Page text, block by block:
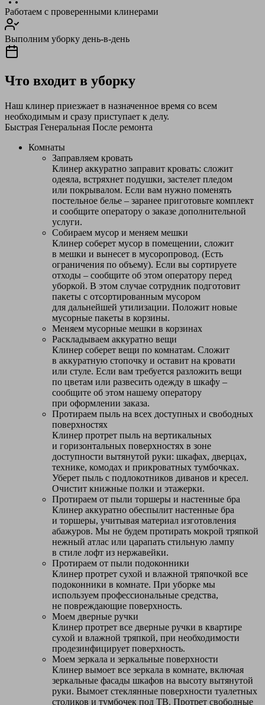
Работаем с проверенными клинерами
Выполним уборку день-в-день
Что входит в уборку
Наш клинер приезжает в назначенное время со всем
необходимым и сразу приступает к делу.
Быстрая Генеральная После ремонта
Комнаты
Заправляем кровать
Клинер аккуратно заправит кровать: сложит
одеяла, встряхнет подушки, застелет пледом
или покрывалом. Если вам нужно поменять
постельное белье – заранее приготовьте комплект
и сообщите оператору о заказе дополнительной
услуги.
Собираем мусор и меняем мешки
Клинер соберет мусор в помещении, сложит
в мешки и вынесет в мусоропровод. (Есть
ограничения по объему). Если вы сортируете
отходы – сообщите об этом оператору перед
уборкой. В этом случае сотрудник подготовит
пакеты с отсортированным мусором
для дальнейшей утилизации. Положит новые
мусорные пакеты в корзины.
Меняем мусорные мешки в корзинах
Раскладываем аккуратно вещи
Клинер соберет вещи по комнатам. Сложит
в аккуратную стопочку и оставит на кровати
или стуле. Если вам требуется разложить вещи
по цветам или развесить одежду в шкафу –
сообщите об этом нашему оператору
при оформлении заказа.
Протираем пыль на всех доступных и свободных
поверхностях
Клинер протрет пыль на вертикальных
и горизонтальных поверхностях в зоне
доступности вытянутой руки: шкафах, дверцах,
технике, комодах и прикроватных тумбочках.
Уберет пыль с подлокотников диванов и кресел.
Очистит книжные полки и этажерки.
Протираем от пыли торшеры и настенные бра
Клинер аккуратно обеспылит настенные бра
и торшеры, учитывая материал изготовления
абажуров. Мы не будем протирать мокрой тряпкой
нежный атлас или царапать стильную лампу
в стиле лофт из нержавейки.
Протираем от пыли подоконники
Клинер протрет сухой и влажной тряпочкой все
подоконники в комнате. При уборке мы
используем профессиональные средства,
не повреждающие поверхность.
Моем дверные ручки
Клинер протрет все дверные ручки в квартире
сухой и влажной тряпкой, при необходимости
продезинфицирует поверхность.
Моем зеркала и зеркальные поверхности
Клинер вымоет все зеркала в комнате, включая
зеркальные фасады шкафов на высоту вытянутой
руки. Вымоет стеклянные поверхности туалетных
столиков и тумбочек под ТВ. Протрет свободные